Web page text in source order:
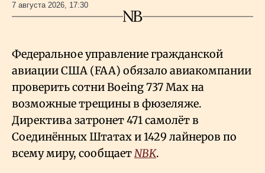
7 августа 2026, 17:30
Федеральное управление гражданской
авиации США (FAA) обязало авиакомпании
проверить сотни Boeing 737 Max на
возможные трещины в фюзеляже.
Директива затронет 471 самолёт в
Соединённых Штатах и 1429 лайнеров по
всему миру, сообщаетNBK.